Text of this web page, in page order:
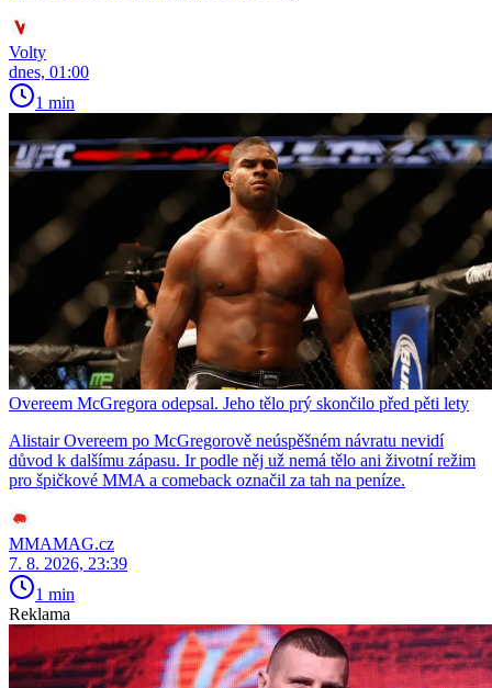
Volty
dnes, 01:00
1 min
Overeem McGregora odepsal. Jeho tělo prý skončilo před pěti lety
Alistair Overeem po McGregorově neúspěšném návratu nevidí
důvod k dalšímu zápasu. Ir podle něj už nemá tělo ani životní režim
pro špičkové MMA a comeback označil za tah na peníze.
MMAMAG.cz
7. 8. 2026, 23:39
1 min
Reklama